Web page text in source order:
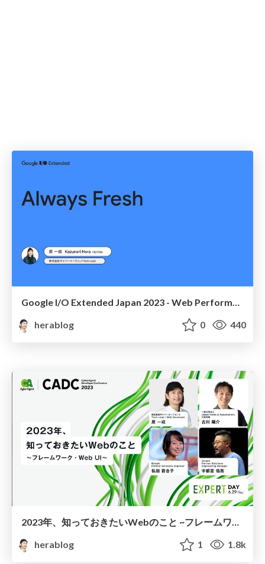
Google I/O Extended Japan 2023 - Web Performance at CyberAgent
herablog
0 440
2023年、知っておきたいWebのこと ~フレームワーク・Web UI~ / web-frameworks-and-web-ui-in-2023
herablog
1 1.8k